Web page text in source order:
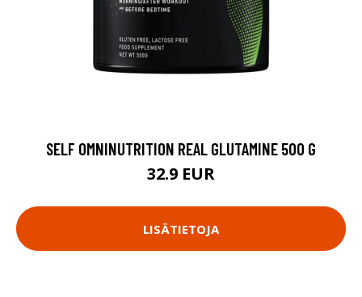
SELF OMNINUTRITION REAL GLUTAMINE 500 G
32.9 EUR
LISÄTIETOJA